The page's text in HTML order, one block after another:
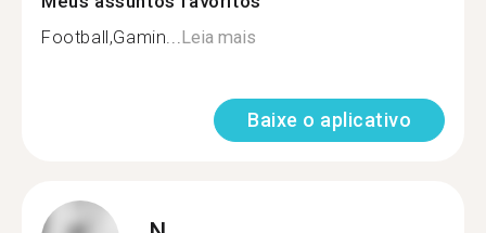
Football,Gamin... Leia mais
Baixe o aplicativo